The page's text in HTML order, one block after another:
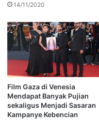
14/11/2020
Film Gaza di Venesia
Mendapat Banyak Pujian
sekaligus Menjadi Sasaran
Kampanye Kebencian